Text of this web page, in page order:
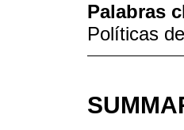
Palabras
Políticas